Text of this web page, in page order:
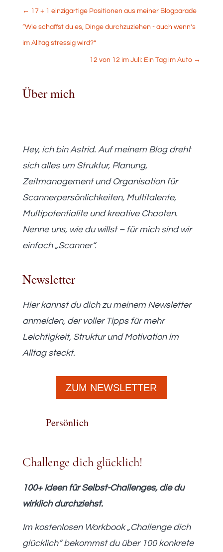
← 17 + 1 einzigartige Positionen aus meiner Blogparade
“Wie schaffst du es, Dinge durchzuziehen - auch wenn's
im Alltag stressig wird?”
12 von 12 im Juli: Ein Tag im Auto →
Über mich
Hey, ich bin Astrid. Auf meinem Blog dreht
sich alles um Struktur, Planung,
Zeitmanagement und Organisation für
Scannerpersönlichkeiten, Multitalente,
Multipotentialite und kreative Chaoten.
Nenne uns, wie du willst – für mich sind wir
einfach „Scanner“.
Newsletter
Hier kannst du dich zu meinem Newsletter
anmelden, der voller Tipps für mehr
Leichtigkeit, Struktur und Motivation im
Alltag steckt.
ZUM NEWSLETTER
Persönlich
Challenge dich glücklich!
100+ Ideen für Selbst-Challenges, die du
wirklich durchziehst.
Im kostenlosen Workbook „Challenge dich
glücklich“ bekommst du über 100 konkrete